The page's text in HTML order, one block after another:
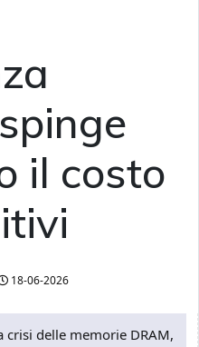
il costo
18-06-2026
crisi delle memorie DRAM,